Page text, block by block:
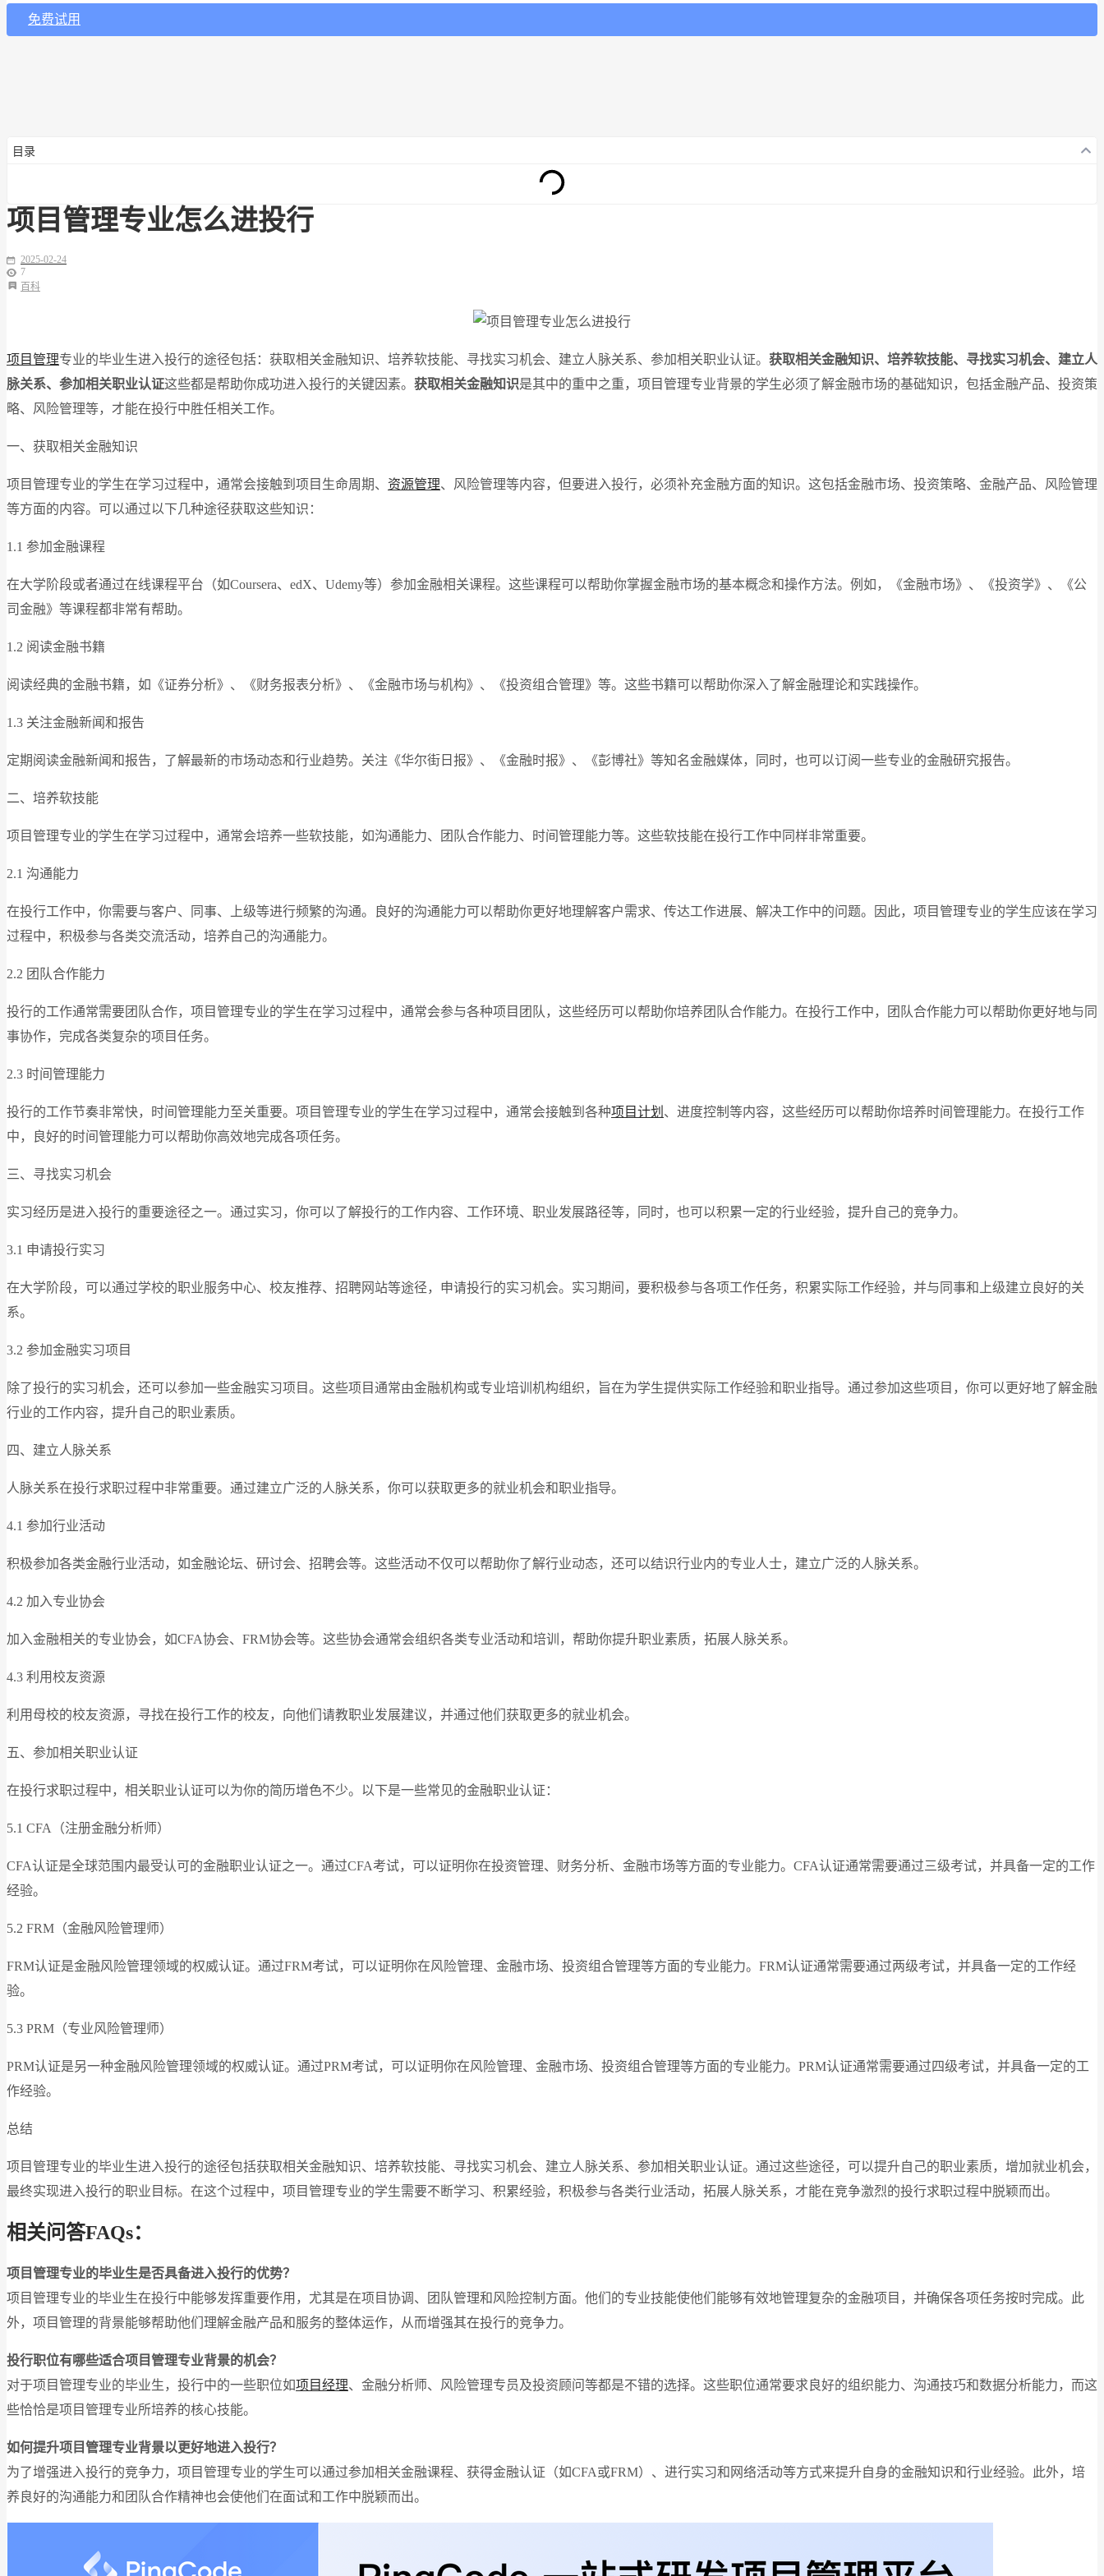
免费试用
目录
项目管理专业怎么进投行
2025-02-24
7
百科
项目管理专业的毕业生进入投行的途径包括：获取相关金融知识、培养软技能、寻找实习机会、建立人脉关系、参加相关职业认证。 获取相关金融知识、培养软技能、寻找实习机会、建立人
脉关系、参加相关职业认证这些都是帮助你成功进入投行的关键因素。 获取相关金融知识是其中的重中之重，项目管理专业背景的学生必须了解金融市场的基础知识，包括金融产品、投资策
略、风险管理等，才能在投行中胜任相关工作。
一、获取相关金融知识
项目管理专业的学生在学习过程中，通常会接触到项目生命周期、 资源管理、风险管理等内容，但要进入投行，必须补充金融方面的知识。这包括金融市场、投资策略、金融产品、风险管理
等方面的内容。可以通过以下几种途径获取这些知识：
1.1 参加金融课程
在大学阶段或者通过在线课程平台（如Coursera、edX、Udemy等）参加金融相关课程。这些课程可以帮助你掌握金融市场的基本概念和操作方法。例如，《金融市场》、《投资学》、《公
司金融》等课程都非常有帮助。
1.2 阅读金融书籍
阅读经典的金融书籍，如《证券分析》、《财务报表分析》、《金融市场与机构》、《投资组合管理》等。这些书籍可以帮助你深入了解金融理论和实践操作。
1.3 关注金融新闻和报告
定期阅读金融新闻和报告，了解最新的市场动态和行业趋势。关注《华尔街日报》、《金融时报》、《彭博社》等知名金融媒体，同时，也可以订阅一些专业的金融研究报告。
二、培养软技能
项目管理专业的学生在学习过程中，通常会培养一些软技能，如沟通能力、团队合作能力、时间管理能力等。这些软技能在投行工作中同样非常重要。
2.1 沟通能力
在投行工作中，你需要与客户、同事、上级等进行频繁的沟通。良好的沟通能力可以帮助你更好地理解客户需求、传达工作进展、解决工作中的问题。因此，项目管理专业的学生应该在学习
过程中，积极参与各类交流活动，培养自己的沟通能力。
2.2 团队合作能力
投行的工作通常需要团队合作，项目管理专业的学生在学习过程中，通常会参与各种项目团队，这些经历可以帮助你培养团队合作能力。在投行工作中，团队合作能力可以帮助你更好地与同
事协作，完成各类复杂的项目任务。
2.3 时间管理能力
投行的工作节奏非常快，时间管理能力至关重要。项目管理专业的学生在学习过程中，通常会接触到各种项目计划 、进度控制等内容，这些经历可以帮助你培养时间管理能力。在投行工作
中，良好的时间管理能力可以帮助你高效地完成各项任务。
三、寻找实习机会
实习经历是进入投行的重要途径之一。通过实习，你可以了解投行的工作内容、工作环境、职业发展路径等，同时，也可以积累一定的行业经验，提升自己的竞争力。
3.1 申请投行实习
在大学阶段，可以通过学校的职业服务中心、校友推荐、招聘网站等途径，申请投行的实习机会。实习期间，要积极参与各项工作任务，积累实际工作经验，并与同事和上级建立良好的关
系。
3.2 参加金融实习项目
除了投行的实习机会，还可以参加一些金融实习项目。这些项目通常由金融机构或专业培训机构组织，旨在为学生提供实际工作经验和职业指导。通过参加这些项目，你可以更好地了解金融
行业的工作内容，提升自己的职业素质。
四、建立人脉关系
人脉关系在投行求职过程中非常重要。通过建立广泛的人脉关系，你可以获取更多的就业机会和职业指导。
4.1 参加行业活动
积极参加各类金融行业活动，如金融论坛、研讨会、招聘会等。这些活动不仅可以帮助你了解行业动态，还可以结识行业内的专业人士，建立广泛的人脉关系。
4.2 加入专业协会
加入金融相关的专业协会，如CFA协会、FRM协会等。这些协会通常会组织各类专业活动和培训，帮助你提升职业素质，拓展人脉关系。
4.3 利用校友资源
利用母校的校友资源，寻找在投行工作的校友，向他们请教职业发展建议，并通过他们获取更多的就业机会。
五、参加相关职业认证
在投行求职过程中，相关职业认证可以为你的简历增色不少。以下是一些常见的金融职业认证：
5.1 CFA（注册金融分析师）
CFA认证是全球范围内最受认可的金融职业认证之一。通过CFA考试，可以证明你在投资管理、财务分析、金融市场等方面的专业能力。CFA认证通常需要通过三级考试，并具备一定的工作
经验。
5.2 FRM（金融风险管理师）
FRM认证是金融风险管理领域的权威认证。通过FRM考试，可以证明你在风险管理、金融市场、投资组合管理等方面的专业能力。FRM认证通常需要通过两级考试，并具备一定的工作经
验。
5.3 PRM（专业风险管理师）
PRM认证是另一种金融风险管理领域的权威认证。通过PRM考试，可以证明你在风险管理、金融市场、投资组合管理等方面的专业能力。PRM认证通常需要通过四级考试，并具备一定的工
作经验。
总结
项目管理专业的毕业生进入投行的途径包括获取相关金融知识、培养软技能、寻找实习机会、建立人脉关系、参加相关职业认证。通过这些途径，可以提升自己的职业素质，增加就业机会，
最终实现进入投行的职业目标。在这个过程中，项目管理专业的学生需要不断学习、积累经验，积极参与各类行业活动，拓展人脉关系，才能在竞争激烈的投行求职过程中脱颖而出。
相关问答FAQs：
项目管理专业的毕业生是否具备进入投行的优势？
项目管理专业的毕业生在投行中能够发挥重要作用，尤其是在项目协调、团队管理和风险控制方面。他们的专业技能使他们能够有效地管理复杂的金融项目，并确保各项任务按时完成。此
外，项目管理的背景能够帮助他们理解金融产品和服务的整体运作，从而增强其在投行的竞争力。
投行职位有哪些适合项目管理专业背景的机会？
对于项目管理专业的毕业生，投行中的一些职位如项目经理、金融分析师、风险管理专员及投资顾问等都是不错的选择。这些职位通常要求良好的组织能力、沟通技巧和数据分析能力，而这
些恰恰是项目管理专业所培养的核心技能。
如何提升项目管理专业背景以更好地进入投行？
为了增强进入投行的竞争力，项目管理专业的学生可以通过参加相关金融课程、获得金融认证（如CFA或FRM）、进行实习和网络活动等方式来提升自身的金融知识和行业经验。此外，培
养良好的沟通能力和团队合作精神也会使他们在面试和工作中脱颖而出。